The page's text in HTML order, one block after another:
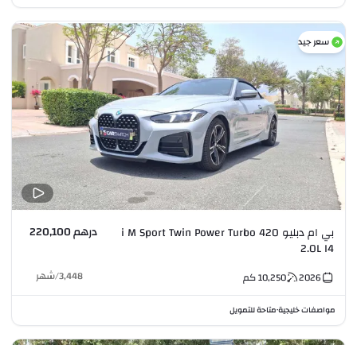
سعر جيد
بي ام دبليو 420 i M Sport Twin Power Turbo
2.0L I4
درهم 220,100
2026
10,250كم 3,448
/شهر
مواصفات خليجية•متاحة للتمويل